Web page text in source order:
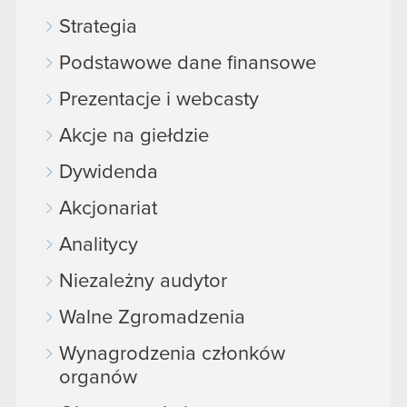
Strategia
Podstawowe dane finansowe
Prezentacje i webcasty
Akcje na giełdzie
Dywidenda
Akcjonariat
Analitycy
Niezależny audytor
Walne Zgromadzenia
Wynagrodzenia członków
organów